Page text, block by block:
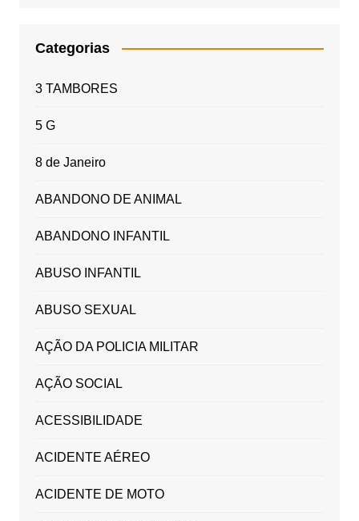
Categorias
3 TAMBORES
5 G
8 de Janeiro
ABANDONO DE ANIMAL
ABANDONO INFANTIL
ABUSO INFANTIL
ABUSO SEXUAL
AÇÃO DA POLICIA MILITAR
AÇÃO SOCIAL
ACESSIBILIDADE
ACIDENTE AÉREO
ACIDENTE DE MOTO